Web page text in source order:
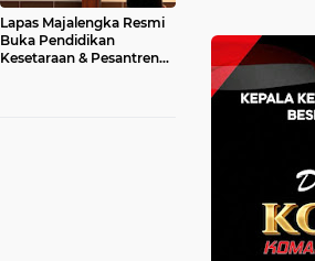
Lapas Majalengka Resmi
Buka Pendidikan
Kesetaraan & Pesantren